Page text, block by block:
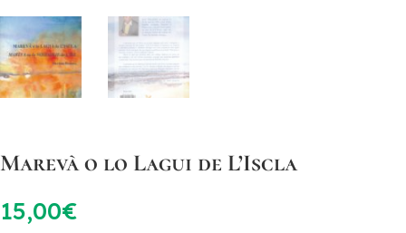
Marevà o lo Lagui de L’Iscla
15,00€